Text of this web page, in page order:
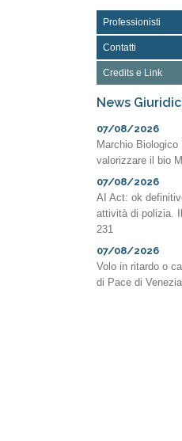
Professionisti
Contatti
Credits e Link
News
07/08/2026
Marchio
valorizzare il bio
07/08/2026
AI Act: ok
attività di polizia.
231
07/08/2026
Volo in ritardo o
di Pace di Venezia